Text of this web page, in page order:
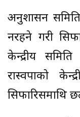
अनुशासन
नरहने गरी
केन्द्रीय
रास्वपाको
सिफारिसमाथि